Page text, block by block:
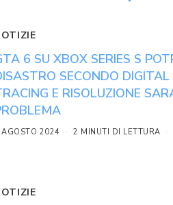
6 SU XBOX SERIES S
SECONDO DIGITAL
E RISOLUZIONE
2024 2 MINUTI DI LETTURA